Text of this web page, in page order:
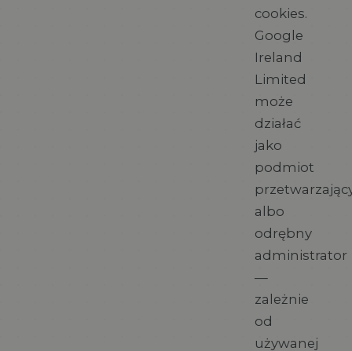
cookies.
Google
Ireland
Limited
może
działać
jako
podmiot
albo
odrębny
administrator
—
zależnie
od
używanej